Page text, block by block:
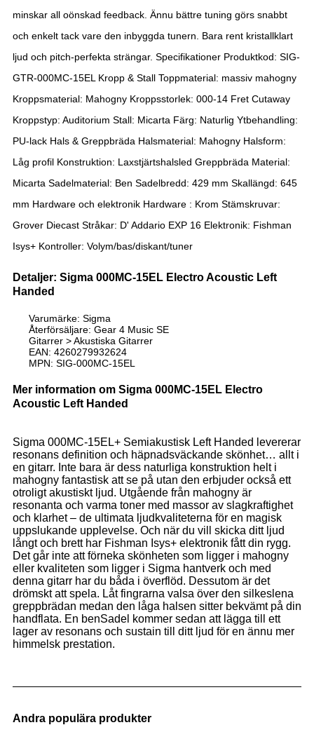
minskar all oönskad feedback. Ännu bättre tuning görs snabbt
och enkelt tack vare den inbyggda tunern. Bara rent kristallklart
ljud och pitch-perfekta strängar. Specifikationer Produktkod: SIG-
GTR-000MC-15EL Kropp & Stall Toppmaterial: massiv mahogny
Kroppsmaterial: Mahogny Kroppsstorlek: 000-14 Fret Cutaway
Kroppstyp: Auditorium Stall: Micarta Färg: Naturlig Ytbehandling:
PU-lack Hals & Greppbräda Halsmaterial: Mahogny Halsform:
Låg profil Konstruktion: Laxstjärtshalsled Greppbräda Material:
Micarta Sadelmaterial: Ben Sadelbredd: 429 mm Skallängd: 645
mm Hardware och elektronik Hardware : Krom Stämskruvar:
Grover Diecast Stråkar: D' Addario EXP 16 Elektronik: Fishman
Isys+ Kontroller: Volym/bas/diskant/tuner
Detaljer: Sigma 000MC-15EL Electro Acoustic Left
Handed
Varumärke: Sigma
Återförsäljare: Gear 4 Music SE
Gitarrer > Akustiska Gitarrer
EAN: 4260279932624
MPN: SIG-000MC-15EL
Mer information om Sigma 000MC-15EL Electro
Acoustic Left Handed
Sigma 000MC-15EL+ Semiakustisk Left Handed levererar
resonans definition och häpnadsväckande skönhet… allt i
en gitarr. Inte bara är dess naturliga konstruktion helt i
mahogny fantastisk att se på utan den erbjuder också ett
otroligt akustiskt ljud. Utgående från mahogny är
resonanta och varma toner med massor av slagkraftighet
och klarhet – de ultimata ljudkvaliteterna för en magisk
uppslukande upplevelse. Och när du vill skicka ditt ljud
långt och brett har Fishman Isys+ elektronik fått din rygg.
Det går inte att förneka skönheten som ligger i mahogny
eller kvaliteten som ligger i Sigma hantverk och med
denna gitarr har du båda i överflöd. Dessutom är det
drömskt att spela. Låt fingrarna valsa över den silkeslena
greppbrädan medan den låga halsen sitter bekvämt på din
handflata. En benSadel kommer sedan att lägga till ett
lager av resonans och sustain till ditt ljud för en ännu mer
himmelsk prestation.
Andra populära produkter